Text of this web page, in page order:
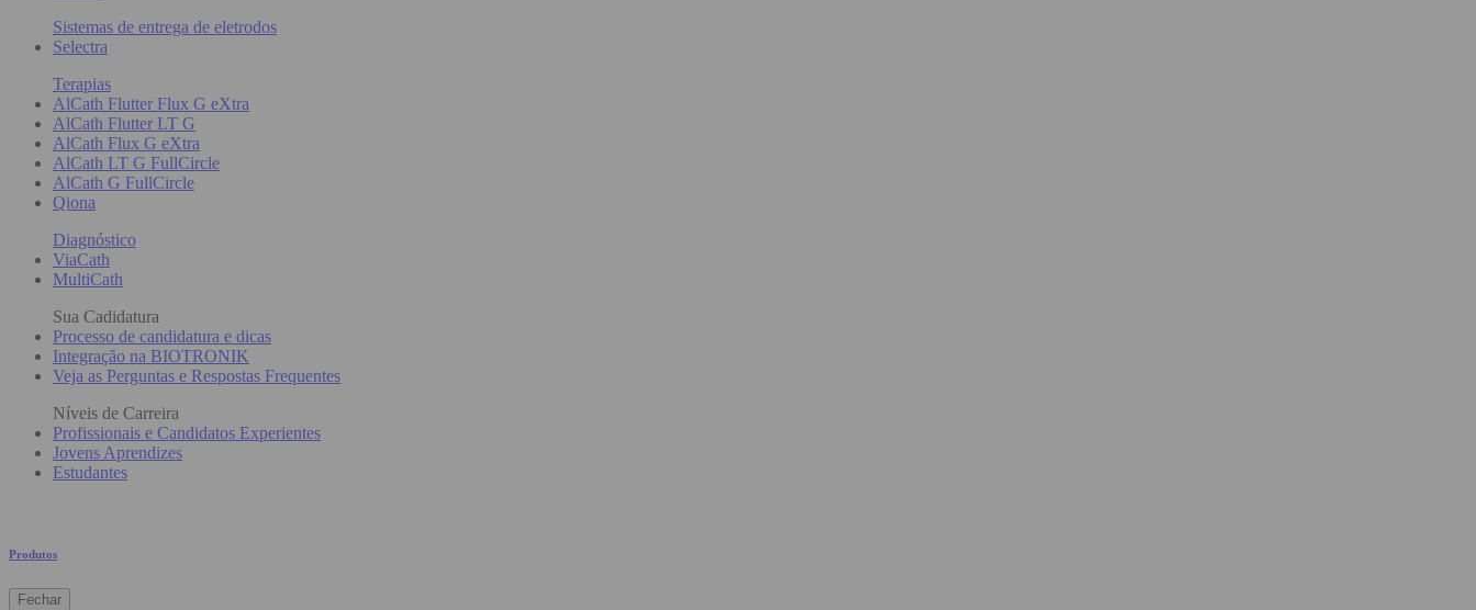
Sistemas de entrega de eletrodos
Selectra
Terapias
AlCath Flutter Flux G eXtra
AlCath Flutter LT G
AlCath Flux G eXtra
AlCath LT G FullCircle
AlCath G FullCircle
Qiona
Diagnóstico
ViaCath
MultiCath
Sua Cadidatura
Processo de candidatura e dicas
Integração na BIOTRONIK
Veja as Perguntas e Respostas Frequentes
Níveis de Carreira
Profissionais e Candidatos Experientes
Jovens Aprendizes
Estudantes
Produtos
Fechar